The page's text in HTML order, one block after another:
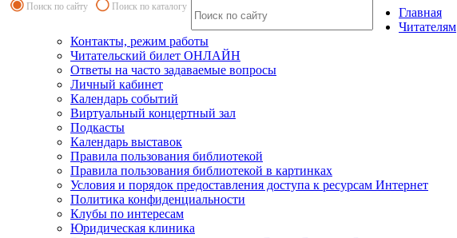
Поиск по сайту Поиск по каталогу
Главная
Читателям
Контакты, режим работы
Читательский билет ОНЛАЙН
Ответы на часто задаваемые вопросы
Личный кабинет
Календарь событий
Виртуальный концертный зал
Подкасты
Календарь выставок
Правила пользования библиотекой
Правила пользования библиотекой в картинках
Условия и порядок предоставления доступа к ресурсам Интернет
Политика конфиденциальности
Клубы по интересам
Юридическая клиника